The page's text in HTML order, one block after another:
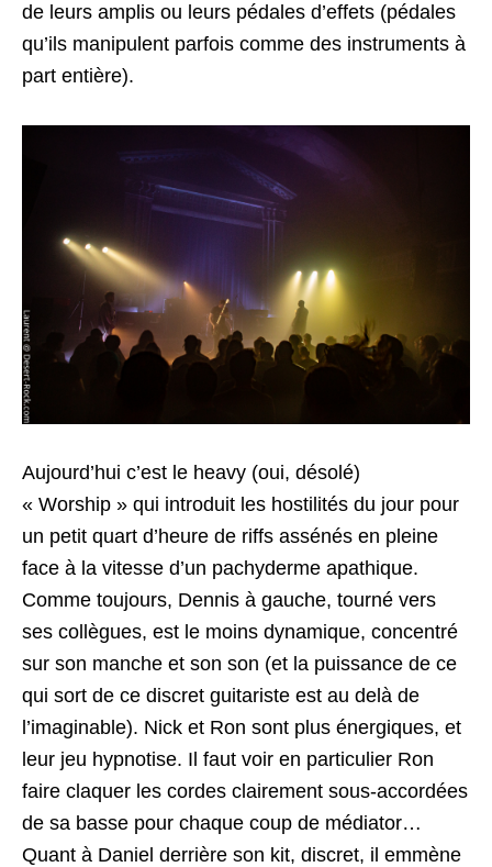
de leurs amplis ou leurs pédales d’effets (pédales
qu’ils manipulent parfois comme des instruments à
part entière).
Aujourd’hui c’est le heavy (oui, désolé)
« Worship » qui introduit les hostilités du jour pour
un petit quart d’heure de riffs assénés en pleine
face à la vitesse d’un pachyderme apathique.
Comme toujours, Dennis à gauche, tourné vers
ses collègues, est le moins dynamique, concentré
sur son manche et son son (et la puissance de ce
qui sort de ce discret guitariste est au delà de
l’imaginable). Nick et Ron sont plus énergiques, et
leur jeu hypnotise. Il faut voir en particulier Ron
faire claquer les cordes clairement sous-accordées
de sa basse pour chaque coup de médiator…
Quant à Daniel derrière son kit, discret, il emmène